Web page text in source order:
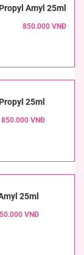
Amyl 25ml
850.000 VNĐ
25ml
850.000 VNĐ
25ml
VNĐ